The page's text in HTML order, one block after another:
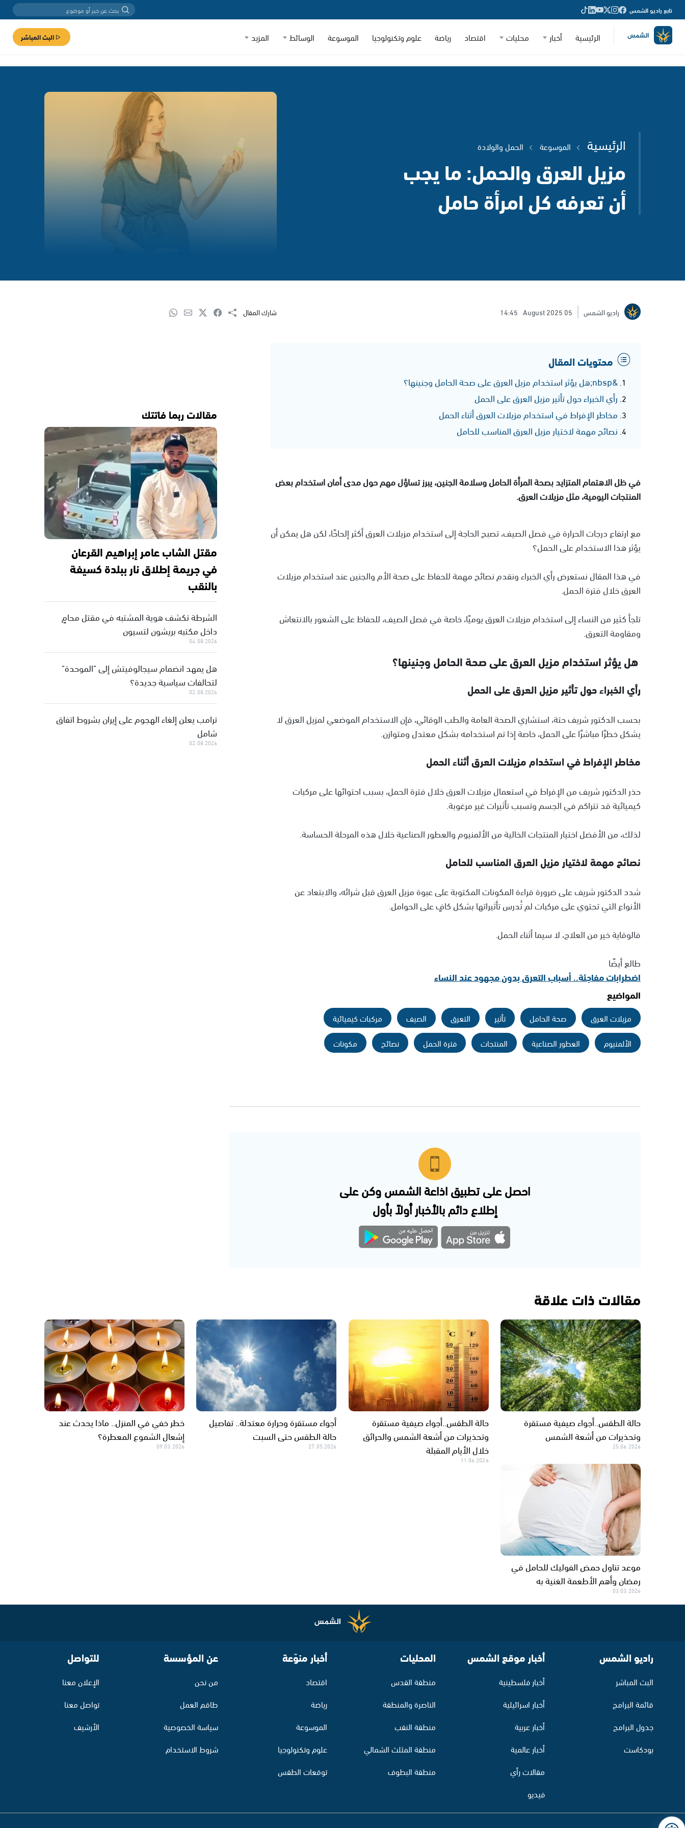
تابع راديو الشمس
الرئيسية أخبار محليات اقتصاد رياضة علوم وتكنولوجيا الموسوعة الوسائط المزيد البث المباشر
الرئيسية الموسوعة الحمل والولادة
مزيل العرق والحمل: ما يجب
أن تعرفه كل امرأة حامل
راديو الشمس 05 August 2025
14:45 شارك المقال
محتويات المقال
&nbsp;هل يؤثر استخدام مزيل العرق على صحة الحامل وجنينها؟
رأي الخبراء حول تأثير مزيل العرق على الحمل
مخاطر الإفراط في استخدام مزيلات العرق أثناء الحمل
نصائح مهمة لاختيار مزيل العرق المناسب للحامل
في ظل الاهتمام المتزايد بصحة المرأة الحامل وسلامة الجنين، يبرز تساؤل مهم حول مدى أمان استخدام بعض
المنتجات اليومية، مثل مزيلات العرق.
مع ارتفاع درجات الحرارة في فصل الصيف، تصبح الحاجة إلى استخدام مزيلات العرق أكثر إلحاحًا، لكن هل يمكن أن
يؤثر هذا الاستخدام على الحمل؟
في هذا المقال نستعرض رأي الخبراء ونقدم نصائح مهمة للحفاظ على صحة الأم والجنين عند استخدام مزيلات
العرق خلال فترة الحمل.
تلجأ كثير من النساء إلى استخدام مزيلات العرق يوميًا، خاصة في فصل الصيف، للحفاظ على الشعور بالانتعاش
ومقاومة التعرق.
هل يؤثر استخدام مزيل العرق على صحة الحامل وجنينها؟
رأي الخبراء حول تأثير مزيل العرق على الحمل
بحسب الدكتور شريف حتة، استشاري الصحة العامة والطب الوقائي، فإن الاستخدام الموضعي لمزيل العرق لا
يشكل خطرًا مباشرًا على الحمل، خاصة إذا تم استخدامه بشكل معتدل ومتوازن.
مخاطر الإفراط في استخدام مزيلات العرق أثناء الحمل
حذر الدكتور شريف من الإفراط في استعمال مزيلات العرق خلال فترة الحمل، بسبب احتوائها على مركبات
كيميائية قد تتراكم في الجسم وتسبب تأثيرات غير مرغوبة.
لذلك، من الأفضل اختيار المنتجات الخالية من الألمنيوم والعطور الصناعية خلال هذه المرحلة الحساسة.
نصائح مهمة لاختيار مزيل العرق المناسب للحامل
شدد الدكتور شريف على ضرورة قراءة المكونات المكتوبة على عبوة مزيل العرق قبل شرائه، والابتعاد عن
الأنواع التي تحتوي على مركبات لم تُدرس تأثيراتها بشكل كافٍ على الحوامل.
فالوقاية خير من العلاج، لا سيما أثناء الحمل.
طالع أيضًا
اضطرابات مفاجئة.. أسباب التعرق بدون مجهود عند النساء
المواضيع
مزيلات العرق صحة الحامل تأثير التعرق الصيف
مركبات كيميائية
الألمنيوم
العطور الصناعية المنتجات فترة الحمل نصائح مكونات
احصل على تطبيق اذاعة الشمس وكن على
إطلاع دائم بالأخبار أولاً بأول
مقالات ربما فاتتك
مقتل الشاب عامر إبراهيم القرعان
في جريمة إطلاق نار ببلدة كسيفة
بالنقب
الشرطة تكشف هوية المشتبه في مقتل محامٍ
داخل مكتبه بريشون لتسيون
04.08.2026
هل يمهد انضمام سيجالوفيتش إلى "الموحدة"
لتحالفات سياسية جديدة؟
02.08.2026
ترامب يعلن إلغاء الهجوم على إيران بشروط اتفاق
شامل
02.08.2026
مقالات ذات علاقة
حالة الطقس..أجواء صيفية مستقرة
وتحذيرات من أشعة الشمس
25.06.2026
حالة الطقس..أجواء صيفية مستقرة
وتحذيرات من أشعة الشمس والحرائق
خلال الأيام المقبلة
11.06.2026
أجواء مستقرة وحرارة معتدلة.. تفاصيل
حالة الطقس حتى السبت
27.05.2026
خطر خفي في المنزل.. ماذا يحدث عند
إشعال الشموع المعطرة؟
09.03.2026
موعد تناول حمض الفوليك للحامل في
رمضان وأهم الأطعمة الغنية به
03.03.2026
راديو الشمس
البث المباشر
قائمة البرامج
جدول البرامج
بودكاست
أخبار موقع الشمس
أخبار فلسطينية
أخبار اسرائيلية
أخبار عربية
أخبار عالمية
مقالات رأي
فيديو
المحليات
منطقة القدس
الناصرة والمنطقة
منطقة النقب
منطقة المثلث الشمالي
منطقة البطوف
أخبار منوّعة
اقتصاد
رياضة
الموسوعة
علوم وتكنولوجيا
توقعات الطقس
عن المؤسسة
من نحن
طاقم العمل
سياسة الخصوصية
شروط الاستخدام
للتواصل
الإعلان معنا
تواصل معنا
الأرشيف